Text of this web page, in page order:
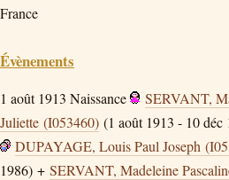
France
Évènements
1 août 1913 Naissance
SERVANT,
Juliette (I053460) (1 août 1913 - 10 déc
DUPAYAGE, Louis Paul Joseph
1986) + SERVANT, Madeleine